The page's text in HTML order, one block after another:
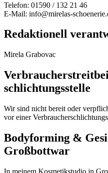
Telefon: 01590 / 132 21 46
E-Mail: info@mirelas-
Redaktionell
Mirela Grabovac
schlichtungs­stelle
Wir sind nicht bereit oder
vor einer
Bodyforming &
Großbottwar
In meinem Kosmetikstudio in